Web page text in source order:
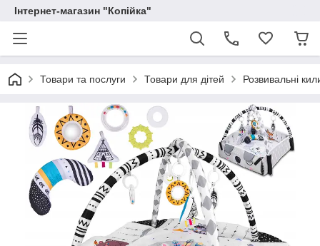
Інтернет-магазин "Копійка"
Товари та послуги Товари для дітей Розвивальні